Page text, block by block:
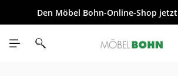
springen
Den Möbel Bohn-Online-Shop